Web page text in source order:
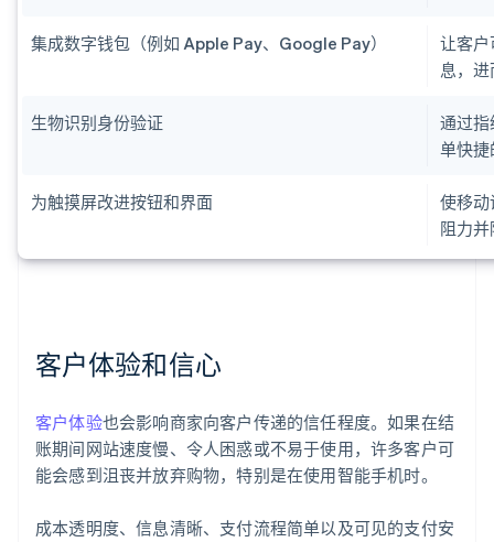
集成数字钱包（例如 Apple Pay、Google Pay）
让客
息，
生物识别身份验证
通过
单快
为触摸屏改进按钮和界面
使移
阻力
客户体验和信心
客户体验也会影响商家向客户传递的信任程度。如果在结
账期间网站速度慢、令人困惑或不易于使用，许多客户可
能会感到沮丧并放弃购物，特别是在使用智能手机时。
成本透明度、信息清晰、支付流程简单以及可见的支付安